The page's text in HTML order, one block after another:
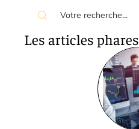
Les articles phares